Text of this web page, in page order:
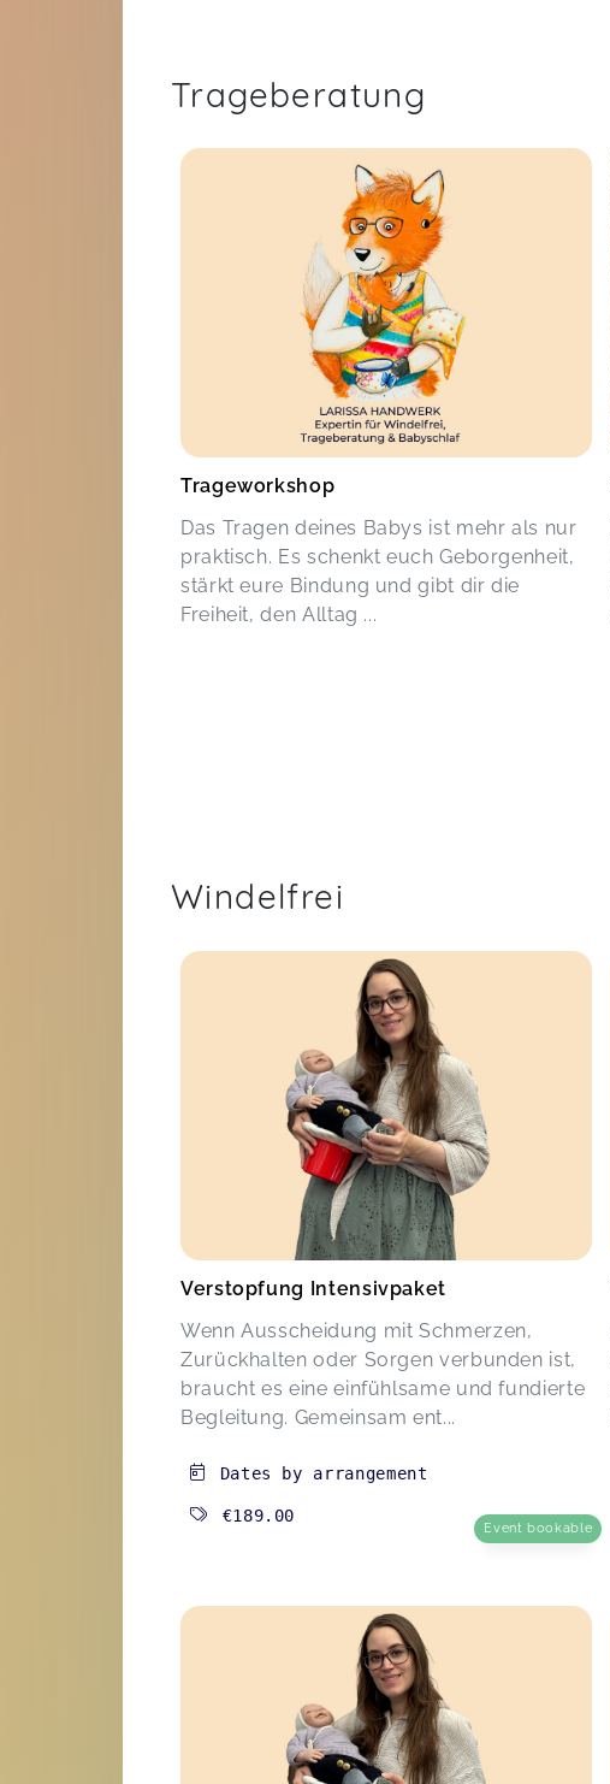
Trageberatung
Trageworkshop
Das Tragen deines Babys ist mehr als nur
praktisch. Es schenkt euch Geborgenheit,
stärkt eure Bindung und gibt dir die
Freiheit, den Alltag ...
Windelfrei
Verstopfung Intensivpaket
Wenn Ausscheidung mit Schmerzen,
Zurückhalten oder Sorgen verbunden ist,
braucht es eine einfühlsame und fundierte
Begleitung. Gemeinsam ent...
Dates by arrangement
€189.00
Event bookable